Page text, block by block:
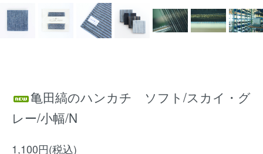
亀田縞のハンカチ ソフト/スカイ・グ
レー/小幅/N
1,100円(税込)